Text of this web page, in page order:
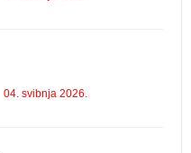
04. svibnja 2026.